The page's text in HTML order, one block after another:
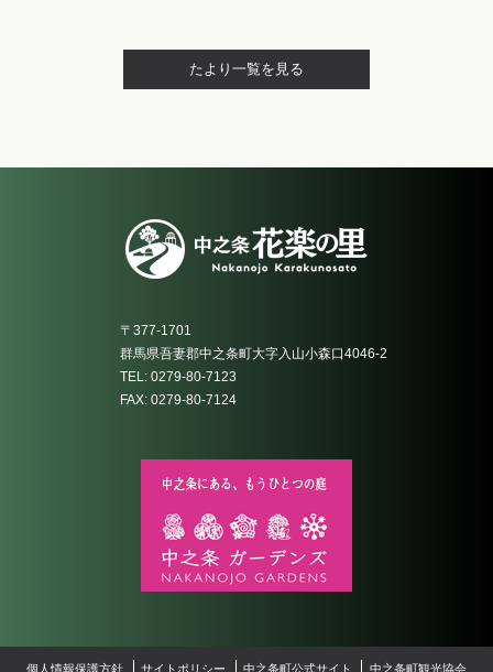
たより一覧を見る
〒377-1701
群馬県吾妻郡中之条町大字入山小森口4046-2
TEL: 0279-80-7123
FAX: 0279-80-7124
個人情報保護方針 サイトポリシー 中之条町公式サイト 中之条町観光協会